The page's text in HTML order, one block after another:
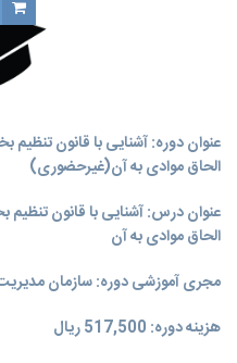
عنوان دوره: آشنایی با قانون
الحاق موادی به آن(غیرحضوری)
عنوان درس: آشنایی با قانون تنظیم
الحاق موادی به آن
مجری آموزشی دوره: سازمان مدیریت
هزینه دوره: 517,500 ریال